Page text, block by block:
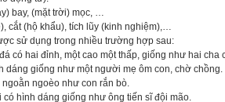
bay, (mặt trời) mọc, …
cắt (hộ khẩu), tích lũy (kinh nghiệm),…
sử dụng trong nhiều trường hợp sau:
có hai đỉnh, một cao một thấp, giống như hai cha
dáng giống như một người mẹ ôm con, chờ chồng.
ngoèo như con rắn bò.
có hình dáng giống như ông tiến sĩ đội mão.